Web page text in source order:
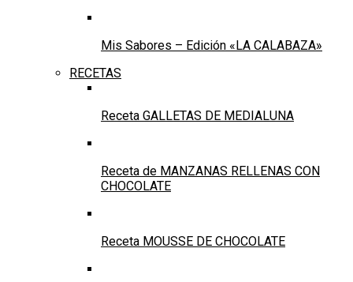
Mis Sabores – Edición «LA CALABAZA»
RECETAS
Receta GALLETAS DE MEDIALUNA
Receta de MANZANAS RELLENAS CON
CHOCOLATE
Receta MOUSSE DE CHOCOLATE